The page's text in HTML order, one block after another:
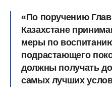
«По поручению
Казахстане
меры по
подрастающего
должны получать
самых лучших